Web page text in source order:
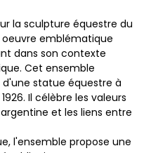
la sculpture équestre du
oeuvre emblématique
dans son contexte
Cet ensemble
statue équestre à
Il célèbre les valeurs
et les liens entre
l'ensemble propose une